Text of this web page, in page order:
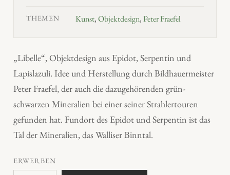
THEMEN Kunst,Objektdesign,Peter Fraefel
„Libelle“, Objektdesign aus Epidot, Serpentin und
Lapislazuli. Idee und Herstellung durch Bildhauermeister
Peter Fraefel, der auch die dazugehörenden grün-
schwarzen Mineralien bei einer seiner Strahlertouren
gefunden hat. Fundort des Epidot und Serpentin ist das
Tal der Mineralien, das Walliser Binntal.
ERWERBEN